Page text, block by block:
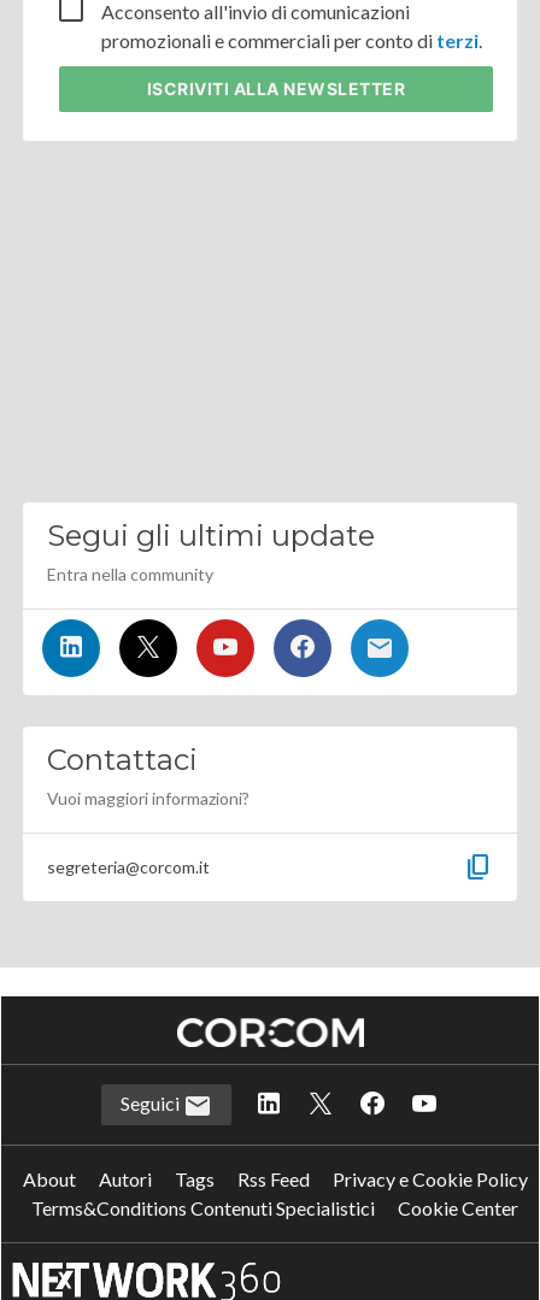
Acconsento all'invio di comunicazioni
promozionali e commerciali per conto di terzi
ISCRIVITI ALLA NEWSLETTER
Segui gli ultimi update
Entra nella community
Contattaci
Vuoi maggiori informazioni?
segreteria@corcom.it content_copy
Seguici
About Autori Tags Rss Feed
Privacy e Cookie Policy
Terms&Conditions Contenuti Specialistici
Cookie Center